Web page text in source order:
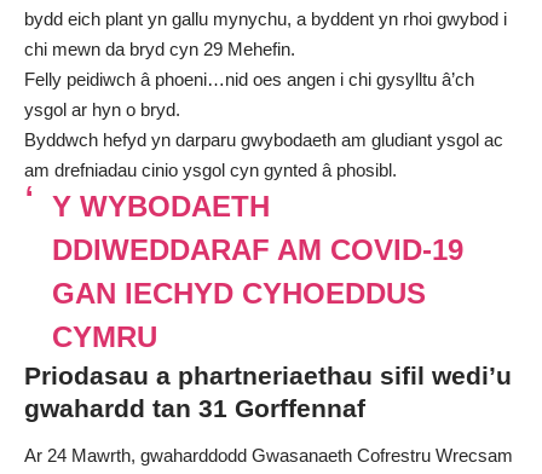
bydd eich plant yn gallu mynychu, a byddent yn rhoi gwybod i
chi mewn da bryd cyn 29 Mehefin.
Felly peidiwch â phoeni…nid oes angen i chi gysylltu â’ch
ysgol ar hyn o bryd.
Byddwch hefyd yn darparu gwybodaeth am gludiant ysgol ac
am drefniadau cinio ysgol cyn gynted â phosibl.
Y WYBODAETH
DDIWEDDARAF AM COVID-19
GAN IECHYD CYHOEDDUS
CYMRU
Priodasau a phartneriaethau sifil wedi’u
gwahardd tan 31 Gorffennaf
Ar 24 Mawrth, gwaharddodd Gwasanaeth Cofrestru Wrecsam